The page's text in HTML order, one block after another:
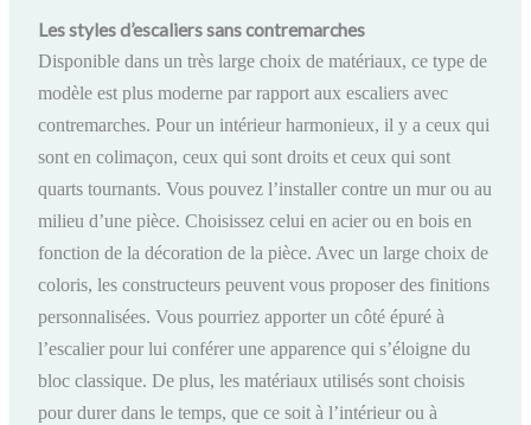
Les styles d’escaliers sans contremarches
Disponible dans un très large choix de matériaux, ce type de
modèle est plus moderne par rapport aux escaliers avec
contremarches. Pour un intérieur harmonieux, il y a ceux qui
sont en colimaçon, ceux qui sont droits et ceux qui sont
quarts tournants. Vous pouvez l’installer contre un mur ou au
milieu d’une pièce. Choisissez celui en acier ou en bois en
fonction de la décoration de la pièce. Avec un large choix de
coloris, les constructeurs peuvent vous proposer des finitions
personnalisées. Vous pourriez apporter un côté épuré à
l’escalier pour lui conférer une apparence qui s’éloigne du
bloc classique. De plus, les matériaux utilisés sont choisis
pour durer dans le temps, que ce soit à l’intérieur ou à